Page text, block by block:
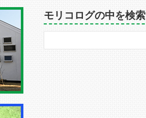
モリコログの中を検索